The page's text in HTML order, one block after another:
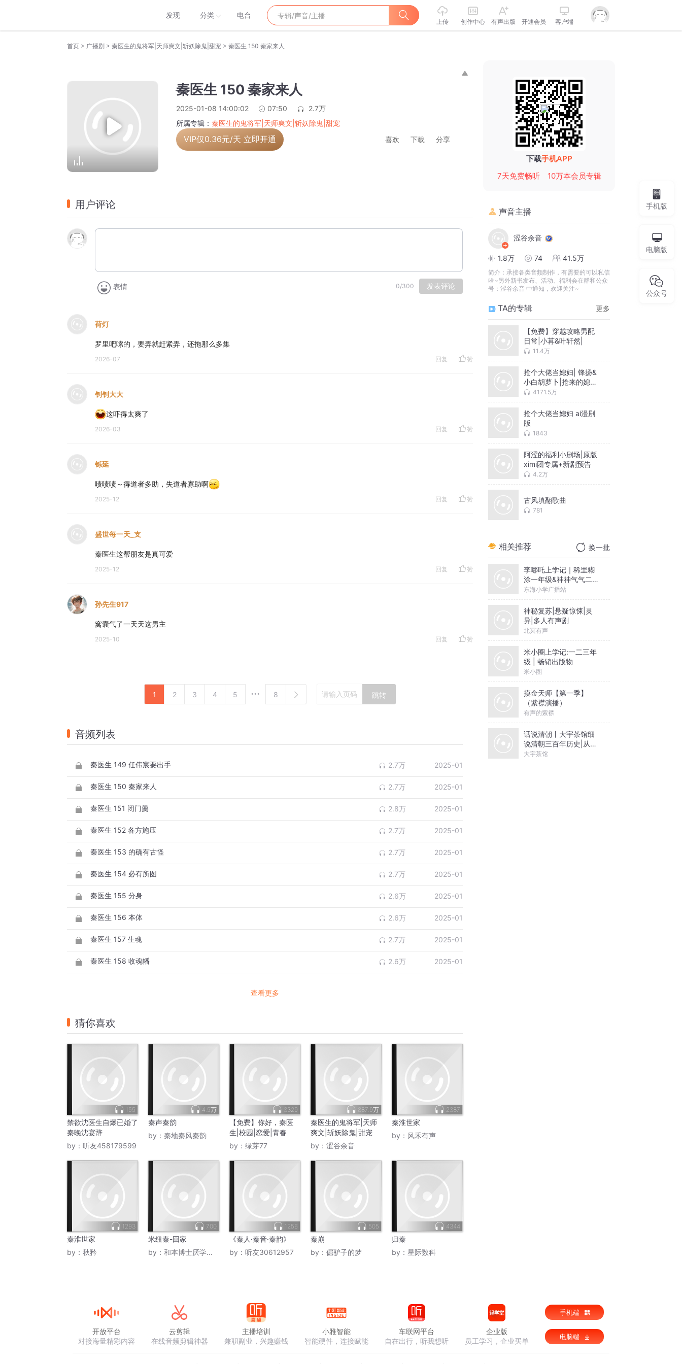
发现 分类 电台
上传 创作中心 有声出版 开通会员 客户端
首页 > 广播剧 > 秦医生的鬼将军|天师爽文|斩妖除鬼|甜宠 > 秦医生 150 秦家来人
秦医生 150 秦家来人
2025-01-08 14:00:02 07:50
2.7万
所属专辑： 秦医生的鬼将军|天师爽文|斩妖除鬼|甜宠
VIP仅0.36元/天 立即开通 喜欢 下载 分享
用户评论
表情 0/300 发表评论
荷灯
罗里吧嗦的，要弄就赶紧弄，还拖那么多集
2026-07 回复 赞
钊钊大大
这吓得太爽了
2026-03 回复 赞
铄延
啧啧啧～得道者多助，失道者寡助啊
2025-12 回复 赞
盛世每一天_支
秦医生这帮朋友是真可爱
2025-12 回复 赞
孙先生917
窝囊气了一天天这男主
2025-10 回复 赞
1 2 3 4 5 8 跳转
音频列表
秦医生 149 任伟宸要出手 2.7万 2025-01
秦医生 150 秦家来人 2.7万 2025-01
秦医生 151 闭门羹 2.8万 2025-01
秦医生 152 各方施压 2.7万 2025-01
秦医生 153 的确有古怪 2.7万 2025-01
秦医生 154 必有所图 2.7万 2025-01
秦医生 155 分身 2.6万 2025-01
秦医生 156 本体 2.6万 2025-01
秦医生 157 生魂 2.7万 2025-01
秦医生 158 收魂幡 2.6万 2025-01
查看更多
猜你喜欢
155
禁欲沈医生自爆已婚了
秦晚沈宴辞
by： 听友458179599
4.5万
秦声秦韵
by： 秦地秦风秦韵
3329
【免费】你好，秦医
生|校园|恋爱|青春
by： 绿芽77
887.9万
秦医生的鬼将军|天师
爽文|斩妖除鬼|甜宠
by： 涩谷余音
2387
秦淮世家
by： 风禾有声
1293
秦淮世家
by： 秋矜
700
米纽秦-回家
by： 和本博士厌学管心赢
1256
《秦人·秦音·秦韵》
by： 听友30612957
505
秦崩
by： 倔驴子的梦
4344
归秦
by： 星际数科
下载手机APP
7天免费畅听
10万本会员专辑
声音主播
涩谷余音
1.8万 74 41.5万
简介： 承接各类音频制作，有需要的可以私信
哈~另外新书发布、活动、福利会在群和公众
号：涩谷余音 中通知，欢迎关注~
TA的专辑 更多
【免费】穿越攻略男配
日常|小苒&叶轩然|
11.4万
抢个大佬当媳妇| 锋扬&
小白胡萝卜|抢来的媳妇
很甜4171.5万
抢个大佬当媳妇 ai漫剧
版
1843
阿涩的福利小剧场|原版
ximi团专属+新剧预告
4.2万
古风填翻歌曲
781
相关推荐 换一批
李哪吒上学记｜稀里糊
涂一年级&神神气气二年
级
东海小学广播站
神秘复苏|悬疑惊悚|灵
异|多人有声剧
北冥有声
米小圈上学记:一二三年
级 | 畅销出版物
米小圈
摸金天师【第一季】
（紫襟演播）
有声的紫襟
话说清朝丨大宇茶馆细
说清朝三百年历史|从努
尔哈赤到末代皇帝溥仪|
大宇茶馆
手机版
电脑版
公众号
开放平台
对接海量精彩内容
云剪辑
在线音频剪辑神器
主播培训
兼职副业，兴趣赚钱
小雅智能
智能硬件，连接赋能
车联网平台
自在出行，听我想听
企业版
员工学习，企业买单
手机端
电脑端